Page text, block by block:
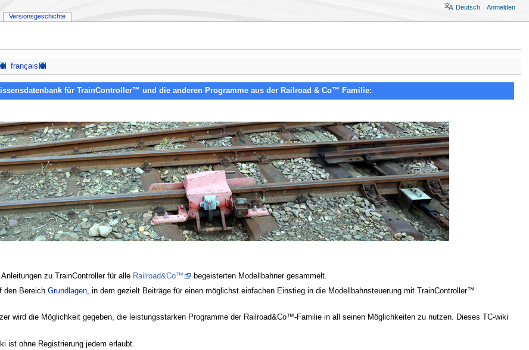
français
für TrainController™ und die anderen Programme aus der Railroad & Co™ Familie:
zu TrainController für alle Railroad&Co™
begeisterten Modellbahner gesammelt.
den Bereich Grundlagen, in dem gezielt Beiträge für einen möglichst einfachen Einstieg in die Modellbahnsteuerung mit TrainController™
wird die Möglichkeit gegeben, die leistungsstarken Programme der Railroad&Co™-Familie in all seinen Möglichkeiten zu nutzen. Dieses TC-wiki
ist ohne Registrierung jedem erlaubt.
Versionsgeschichte
Deutsch Anmelden